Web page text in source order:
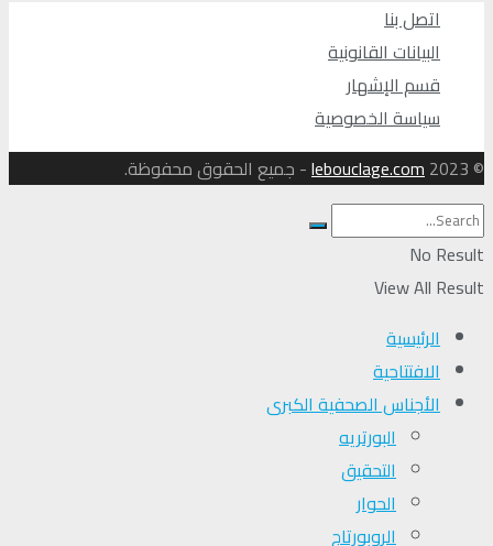
اتصل بنا
البيانات القانونية
قسم الإشهار
سياسة الخصوصية
© 2023
lebouclage.com- جميع الحقوق محفوظة.
No Result
View All Result
الرئيسية
الافتتاحية
الأجناس الصحفية الكبرى
البورتريه
التحقیق
الحوار
الروبورتاج